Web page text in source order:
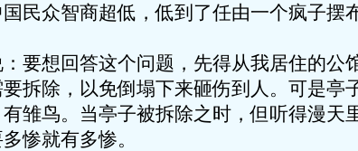
民众智商超低，低到了任由一个疯子摆
要想回答这个问题，先得从我居住的
拆除，以免倒塌下来砸伤到人。可是亭
雏鸟。当亭子被拆除之时，但听得漫天
惨就有多惨。